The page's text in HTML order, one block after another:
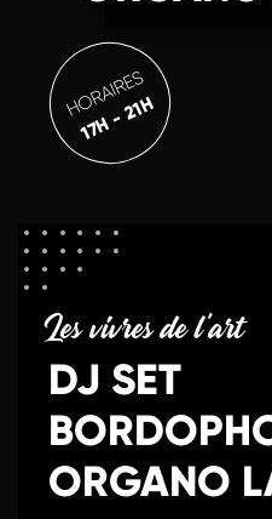
HORAIRES
17H - 21H
Les vivres de l'art
DJ SET
ORGANO